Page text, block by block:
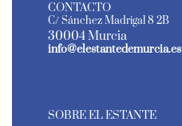
CONTACTO
C/ Sánchez Madrigal 8 2B
30004 Murcia
info@elestantedemurcia.es
SOBRE EL ESTANTE